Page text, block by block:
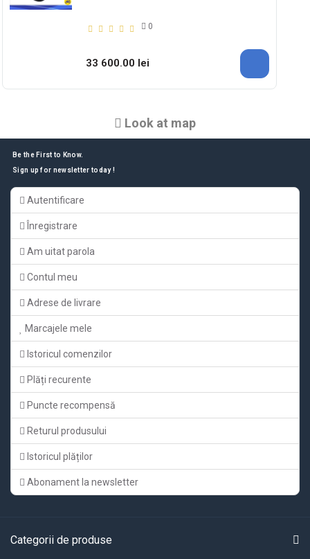
0
33 600.00 lei
Look at map
Be the First to Know.
Sign up for newsletter today !
Autentificare
Înregistrare
Am uitat parola
Contul meu
Adrese de livrare
Marcajele mele
Istoricul comenzilor
Plăți recurente
Puncte recompensă
Returul produsului
Istoricul plăților
Abonament la newsletter
Categorii de produse